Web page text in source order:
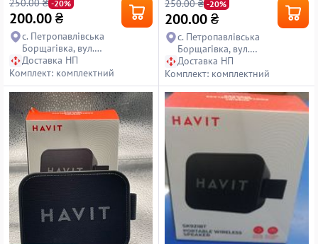
250.00 ₴ -20%
200.00₴
с. Петропавлівська
Борщагівка, вул.
Петропавлівська, 14
Доставка НП
Комплект: комплектний
250.00 ₴ -20%
200.00₴
с. Петропавлівська
Борщагівка, вул.
Петропавлівська, 14
Доставка НП
Комплект: комплектний